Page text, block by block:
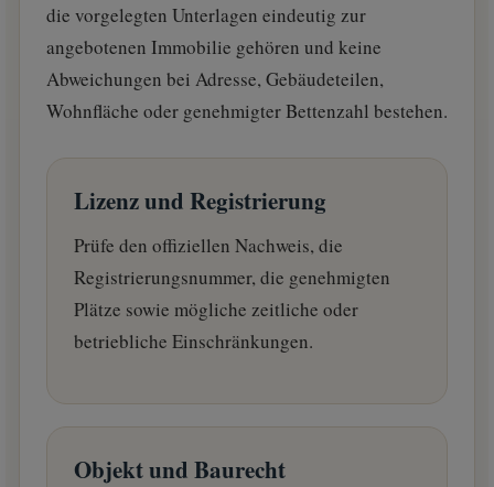
die vorgelegten Unterlagen eindeutig zur
angebotenen Immobilie gehören und keine
Abweichungen bei Adresse, Gebäudeteilen,
Wohnfläche oder genehmigter Bettenzahl bestehen.
Lizenz und Registrierung
Prüfe den offiziellen Nachweis, die
Registrierungsnummer, die genehmigten
Plätze sowie mögliche zeitliche oder
betriebliche Einschränkungen.
Objekt und Baurecht